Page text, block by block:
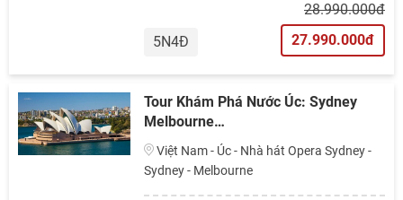
5N4Đ
28.990.000đ
27.990.000đ
Tour Khám Phá Nước Úc: Sydney
Melbourne…
Sydney - Melbourne